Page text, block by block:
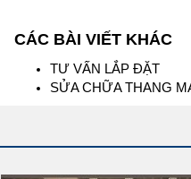
CÁC BÀI VIẾT KHÁC
TƯ VẤN LẮP ĐẶT
SỬA CHỮA THANG